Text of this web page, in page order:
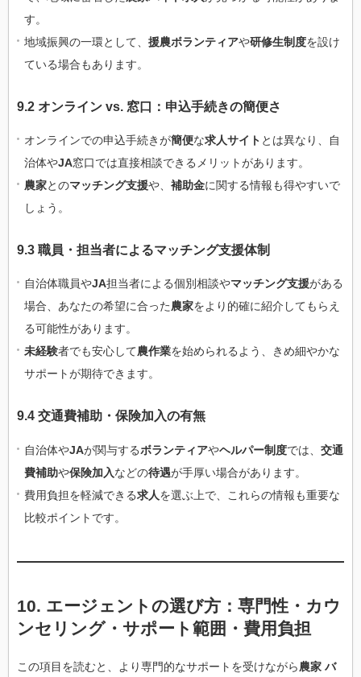
す。
地域振興の一環として、 援農ボランティアや研修生制度を設け
ている場合もあります。
9.2 オンライン vs. 窓口：申込手続きの簡便さ
オンラインでの申込手続きが簡便な求人サイト とは異なり、自
治体やJA窓口では直接相談できるメリットがあります。
農家とのマッチング支援や、 補助金に関する情報も得やすいで
しょう。
9.3 職員・担当者によるマッチング支援体制
自治体職員やJA担当者による個別相談やマッチング支援がある
場合、あなたの希望に合った農家をより的確に紹介してもらえ
る可能性があります。
未経験者でも安心して農作業を始められるよう、きめ細やかな
サポートが期待できます。
9.4 交通費補助・保険加入の有無
自治体やJAが関与するボランティアやヘルパー制度では、 交通
費補助や保険加入などの待遇が手厚い場合があります。
費用負担を軽減できる求人を選ぶ上で、これらの情報も重要な
比較ポイントです。
10. エージェントの選び方：専門性・カウ
ンセリング・サポート範囲・費用負担
この項目を読むと、より専門的なサポートを受けながら農家 バ